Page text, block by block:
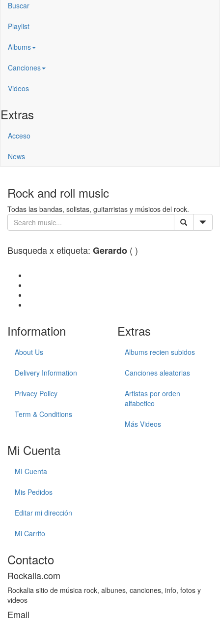
Buscar
Playlist
Albums
Canciones
Videos
Extras
Acceso
News
Rock and roll music
Todas las bandas, solistas, guitarristas y músicos del rock.
Busqueda x etiqueta: Gerardo ( )
Information
About Us
Delivery Information
Privacy Policy
Term & Conditions
Extras
Albums recien subidos
Canciones aleatorias
Artistas por orden
alfabetico
Más Videos
Mi Cuenta
MI Cuenta
Mis Pedidos
Editar mi dirección
Mi Carrito
Contacto
Rockalia.com
Rockalia sitio de música rock, albunes, canciones, info, fotos y
videos
Email